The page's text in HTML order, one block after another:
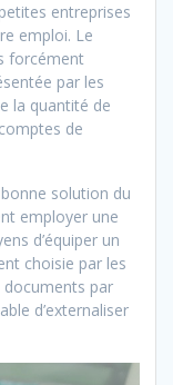
entreprises
emploi. Le
forcément
par les
la quantité de
de
solution du
employer une
d’équiper un
choisie par les
par
d’externaliser